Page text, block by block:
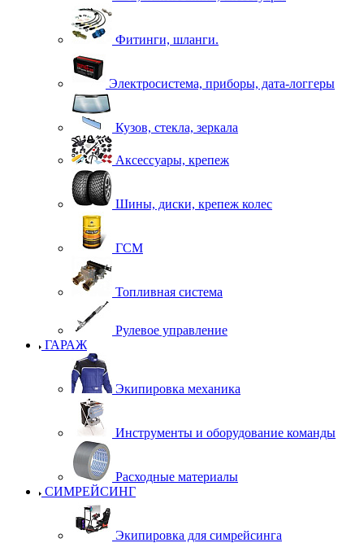
Фитинги, шланги.
Электросистема, приборы, дата-логгеры
Кузов, стекла, зеркала
Аксессуары, крепеж
Шины, диски, крепеж колес
ГСМ
Топливная система
Рулевое управление
ГАРАЖ
Экипировка механика
Инструменты и оборудование команды
Расходные материалы
СИМРЕЙСИНГ
Экипировка для симрейсинга